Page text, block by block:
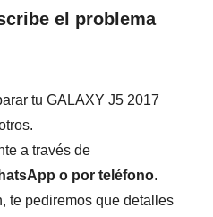
el problema
tu GALAXY J5 2017
a través de
o por teléfono.
te pediremos que detalles